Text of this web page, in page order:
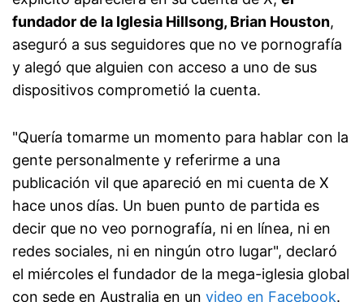
fundador de la Iglesia Hillsong, Brian Houston,
aseguró a sus seguidores que no ve pornografía
y alegó que alguien con acceso a uno de sus
dispositivos comprometió la cuenta.
"Quería tomarme un momento para hablar con la
gente personalmente y referirme a una
publicación vil que apareció en mi cuenta de X
hace unos días. Un buen punto de partida es
decir que no veo pornografía, ni en línea, ni en
redes sociales, ni en ningún otro lugar", declaró
el miércoles el fundador de la mega-iglesia global
con sede en Australia en un video en Facebook.